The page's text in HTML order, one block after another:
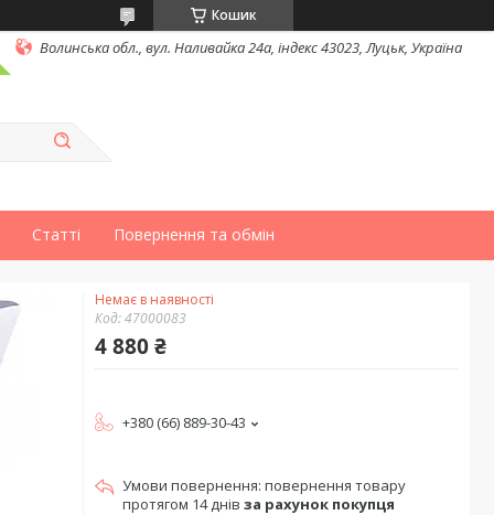
Кошик
Волинська обл., вул. Наливайка 24а, індекс 43023, Луцьк, Україна
Статті Повернення та обмін
Немає в наявності
Код:47000083
4 880 ₴
+380 (66) 889-30-43
повернення товару
протягом 14 днів за рахунок покупця